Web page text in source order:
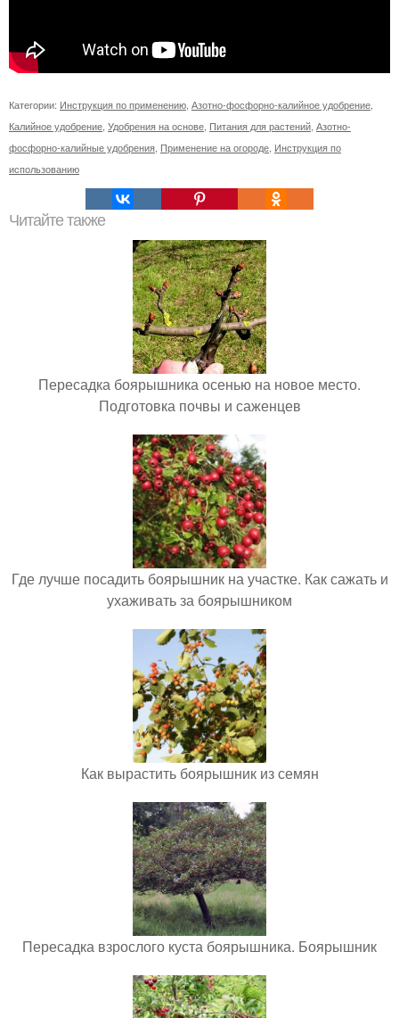
Категории: Инструкция по применению Азотно-фосфорно-калийное удобрение
Калийное удобрение Удобрения на основе Питания для растений Азотно-
фосфорно-калийные удобрения Применение на огороде Инструкция по
использованию
Читайте также
Пересадка боярышника осенью на новое место.
Подготовка почвы и саженцев
Где лучше посадить боярышник на участке. Как сажать и
ухаживать за боярышником
Как вырастить боярышник из семян
Пересадка взрослого куста боярышника. Боярышник